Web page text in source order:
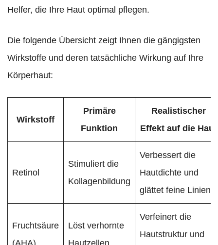
Helfer, die Ihre Haut optimal pflegen.
Die folgende Übersicht zeigt Ihnen die gängigsten
Wirkstoffe und deren tatsächliche Wirkung auf Ihre
Körperhaut:
Wirkstoff
Primäre
Funktion
Realistischer
Effekt auf die Haut
Retinol
Stimuliert die
Kollagenbildung
Verbessert die
Hautdichte und
glättet feine Linien
Fruchtsäure
(AHA)
Löst verhornte
Hautzellen
Verfeinert die
Hautstruktur und